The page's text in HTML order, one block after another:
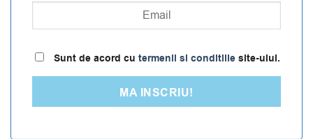
Sunt de acord cu termenii si conditiilesite-ului.
MA INSCRIU!